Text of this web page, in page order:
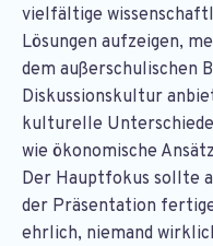
vielfältige
Lösungen aufzeigen,
dem außerschulischen
Diskussionskultur
kulturelle
wie ökonomische
Der Hauptfokus sollte
der Präsentation
ehrlich, niemand